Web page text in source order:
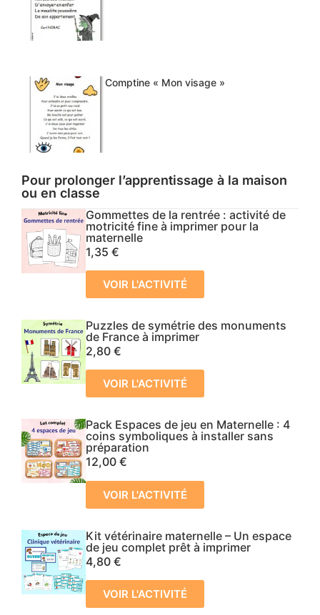
Comptine « Mon visage »
Pour prolonger l’apprentissage à la maison
ou en classe
Gommettes de la rentrée : activité de
motricité fine à imprimer pour la
maternelle
1,35 €
VOIR L'ACTIVITÉ
Puzzles de symétrie des monuments
de France à imprimer
2,80 €
VOIR L'ACTIVITÉ
Pack Espaces de jeu en Maternelle : 4
coins symboliques à installer sans
préparation
12,00 €
VOIR L'ACTIVITÉ
Kit vétérinaire maternelle – Un espace
de jeu complet prêt à imprimer
4,80 €
VOIR L'ACTIVITÉ